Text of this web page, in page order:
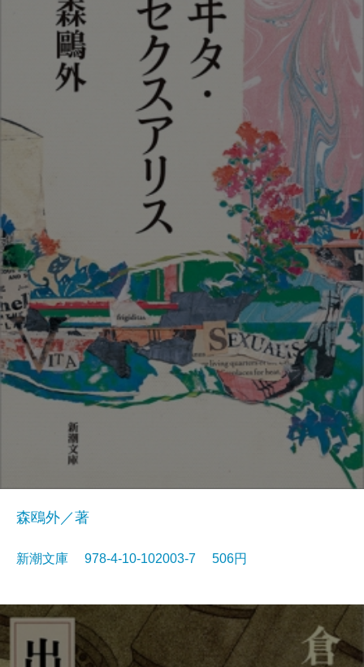
森鴎外／著
新潮文庫 978-4-10-102003-7 506円